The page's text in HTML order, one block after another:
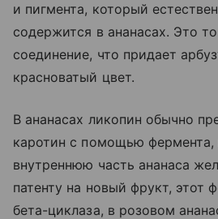
и пигмента, который
содержится в ананасах. Это
соединение, что придает
красноватый цвет.
В ананасах ликопин обычно
каротин с помощью фермента,
внутреннюю часть ананаса
патенту на новый фрукт, этот
бета-циклаза, в розовом